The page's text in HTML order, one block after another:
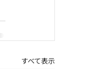
すべて表示